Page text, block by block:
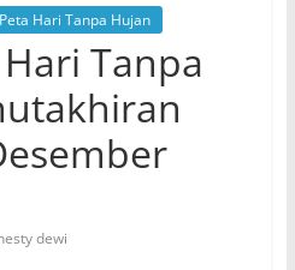
Peta Hari Tanpa Hujan
Tanpa
dewi